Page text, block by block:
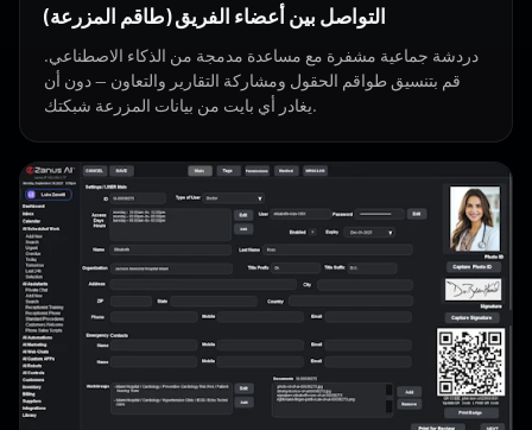
التواصل بين أعضاء الفريق (طاقم المزرعة)
دردشة جماعية مشفرة مع مساعدة مدمجة من الذكاء الاصطناعي.
قم بتنسيق طواقم الحقول ومشاركة التقارير والتعاون — دون أن
يغادر أي بايت من بيانات المزرعة شبكتك.